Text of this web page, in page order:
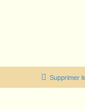
Supprimer